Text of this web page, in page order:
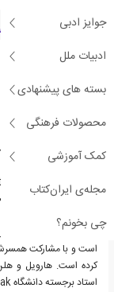
جوایز ادبی
ادبیات ملل
بسته های پیشنهادی
محصولات فرهنگی
کمک آموزشی
مجله‌ی ایران‌کتاب
چی بخونم؟
درباره هارویل
نویسنده، سخنران بین
قرار دارد.
وینفری کسب کرده
بالینی انجمن روان
كرده است. هارویل و
استاد برجسته دانشگاه Daybreak نیز خدمت می کنند.